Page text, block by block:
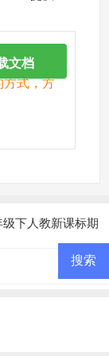
方式，方
文档
级下人教新课标期